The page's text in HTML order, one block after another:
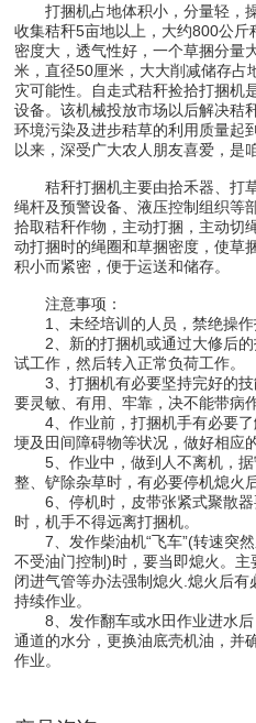
打捆机占地体积小，分量轻，
收集秸秆5亩地以上，大约800公斤
密度大，透气性好，一个草捆分量
米，直径50厘米，大大削减储存占
灾可能性。自走式秸秆捡拾打捆机
设备。该机械投放市场以后解决秸
环境污染及进步秸草的利用质量起
以来，深受广大农人朋友喜爱，是
秸秆打捆机主要由拾禾器、打草
绳杆及预警设备、液压控制组织等
拾取秸秆作物，主动打捆，主动切
动打捆时的绳圈和草捆密度，使草
积小而紧密，便于运送和储存。
注意事项：
1、未经培训的人员，禁绝操作
2、新的打捆机或通过大修后的
试工作，然后转入正常负荷工作。
3、打捆机有必要坚持完好的技
要灵敏、有用、牢靠，决不能带病
4、作业前，打捆机手有必要了
埂及田间障碍物等状况，做好相应
5、作业中，做到人不离机，据
整、铲除杂草时，有必要停机熄火
6、停机时，皮带张紧式聚散器
时，机手不得远离打捆机。
7、发作柴油机“飞车”(转速突然
不受油门控制)时，要当即熄火。
闭进气管等办法强制熄火.熄火后
持续作业。
8、发作翻车或水田作业进水后
通道的水分，更换油底壳机油，并
作业。